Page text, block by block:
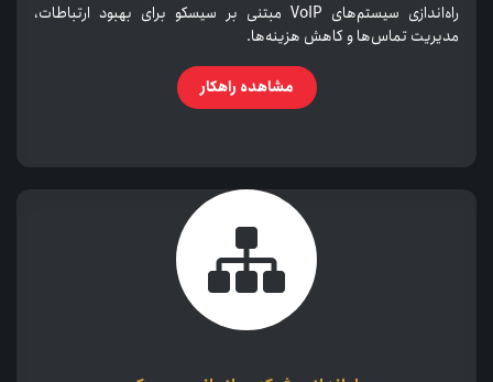
راه‌اندازی سیستم‌های VoIP مبتنی بر سیسکو برای بهبود ارتباطات،
مدیریت تماس‌ها و کاهش هزینه‌ها.
​​مشاهده راهکار